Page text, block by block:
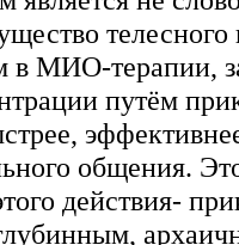
телесного
в МИО-терапии,
путём
общения.
действия-